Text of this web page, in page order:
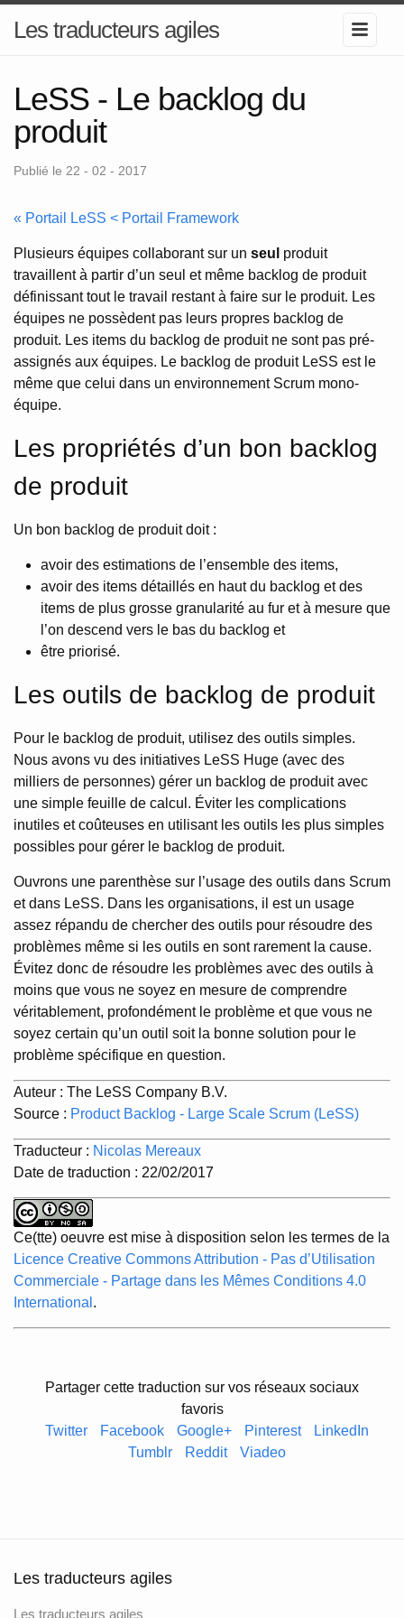
Les traducteurs agiles
LeSS - Le backlog du
produit
Publié le 22 - 02 - 2017
« Portail LeSS < Portail Framework
Plusieurs équipes collaborant sur un seul produit
travaillent à partir d’un seul et même backlog de produit
définissant tout le travail restant à faire sur le produit. Les
équipes ne possèdent pas leurs propres backlog de
produit. Les items du backlog de produit ne sont pas pré-
assignés aux équipes. Le backlog de produit LeSS est le
même que celui dans un environnement Scrum mono-
équipe.
Les propriétés d’un bon backlog
de produit
Un bon backlog de produit doit :
avoir des estimations de l’ensemble des items,
avoir des items détaillés en haut du backlog et des
items de plus grosse granularité au fur et à mesure que
l’on descend vers le bas du backlog et
être priorisé.
Les outils de backlog de produit
Pour le backlog de produit, utilisez des outils simples.
Nous avons vu des initiatives LeSS Huge (avec des
milliers de personnes) gérer un backlog de produit avec
une simple feuille de calcul. Éviter les complications
inutiles et coûteuses en utilisant les outils les plus simples
possibles pour gérer le backlog de produit.
Ouvrons une parenthèse sur l’usage des outils dans Scrum
et dans LeSS. Dans les organisations, il est un usage
assez répandu de chercher des outils pour résoudre des
problèmes même si les outils en sont rarement la cause.
Évitez donc de résoudre les problèmes avec des outils à
moins que vous ne soyez en mesure de comprendre
véritablement, profondément le problème et que vous ne
soyez certain qu’un outil soit la bonne solution pour le
problème spécifique en question.
Auteur : The LeSS Company B.V.
Source : Product Backlog - Large Scale Scrum (LeSS)
Traducteur : Nicolas Mereaux
Date de traduction : 22/02/2017
Ce(tte) oeuvre est mise à disposition selon les termes de la
Licence Creative Commons Attribution - Pas d’Utilisation
Commerciale - Partage dans les Mêmes Conditions 4.0
International .
Partager cette traduction sur vos réseaux sociaux
favoris
Twitter
Facebook Google+ Pinterest
LinkedIn
Tumblr
Reddit Viadeo
Les traducteurs agiles
Les traducteurs agiles